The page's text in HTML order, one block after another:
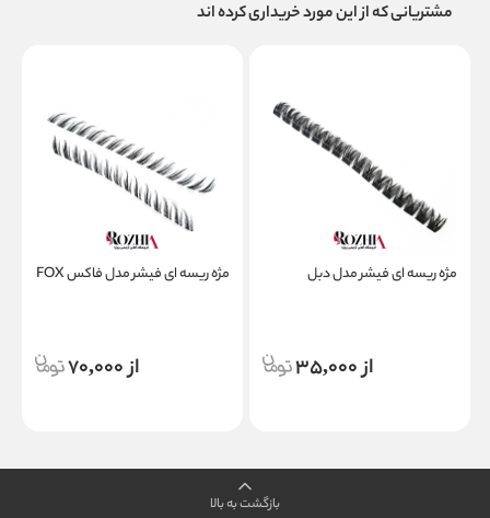
مشتریانی که از این مورد خریداری کرده اند
مژه ریسه ای فیشر مدل دبل
از 35,000
مژه ریسه ای فیشر مدل فاکس FOX
از 70,000
بازگشت به بالا